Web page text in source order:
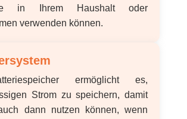
in Ihrem Haushalt oder
verwenden können.
ermöglicht es,
Strom zu speichern, damit
dann nutzen können, wenn